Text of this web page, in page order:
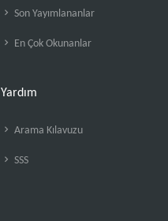
Son Yayımlananlar
En Çok Okunanlar
Yardım
Arama Kılavuzu
SSS